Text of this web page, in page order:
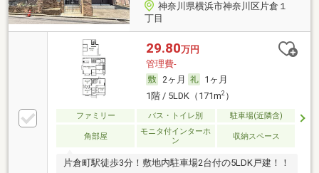
神奈川県横浜市神奈川区片倉１
丁目
29.80万円
管理費-
2ヶ月
1ヶ月
1階 / 5LDK（171m2）
ファミリー バス・トイレ別 駐車場(近隣含)
角部屋
モニタ付インターホ
ン
収納スペース
片倉町駅徒歩3分！敷地内駐車場2台付の5LDK戸建！！